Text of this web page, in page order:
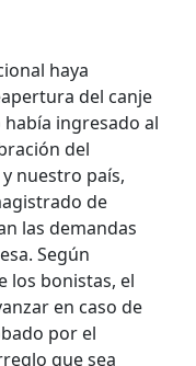
haya
del canje
ingresado al
del
nuestro país,
de
las demandas
Según
los bonistas, el
en caso de
por el
que sea